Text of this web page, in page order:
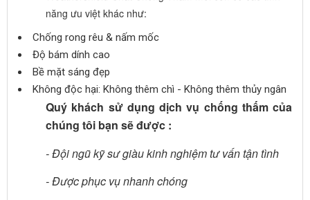
năng ưu việt khác như:
Chống rong rêu & nấm mốc
Độ bám dính cao
Bề mặt sáng đẹp
Không độc hại: Không thêm chì - Không thêm thủy ngân
Quý khách sử dụng dịch vụ chống thấm của
chúng tôi bạn sẽ được :
- Đội ngũ kỹ sư giàu kinh nghiệm tư vấn tận tình
- Được phục vụ nhanh chóng